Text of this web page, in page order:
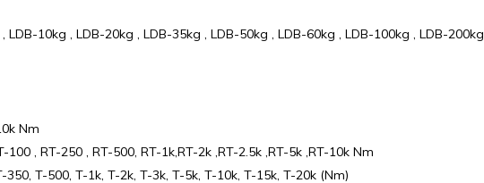
10kg , LDB-20kg , LDB-35kg , LDB-50kg , LDB-60kg , LDB-100kg , LDB-200kg
Nm
, RT-250 , RT-500, RT-1k,RT-2k ,RT-2.5k ,RT-5k ,RT-10k Nm
T-500, T-1k, T-2k, T-3k, T-5k, T-10k, T-15k, T-20k (Nm)